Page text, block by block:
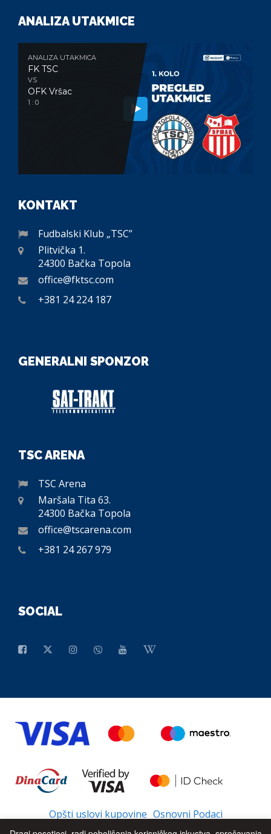
ANALIZA UTAKMICE
ANALIZA UTAKMICA
FK TSC
VS
OFK Vršac
1 : 0
KONTAKT
Fudbalski Klub „TSC”
Plitvička 1.
24300 Bačka Topola
office@fktsc.com
+381 24 224 187
GENERALNI SPONZOR
TSC ARENA
TSC Arena
Maršala Tita 63.
24300 Bačka Topola
office@tscarena.com
+381 24 267 979
SOCIAL
Opšti uslovi kupovine Osnovni Podaci